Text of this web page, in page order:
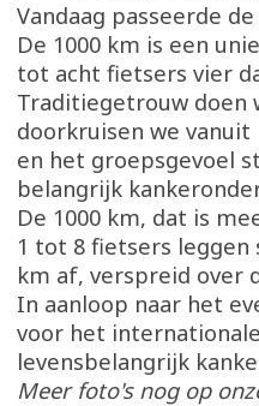
Vandaag passeerde de
De 1000 km is een
tot acht fietsers vier
Traditiegetrouw doen
doorkruisen we vanuit
en het groepsgevoel
belangrijk
De 1000 km, dat is
1 tot 8 fietsers leggen
km af, verspreid over
In aanloop naar het
voor het
levensbelangrijk
Meer foto's nog op